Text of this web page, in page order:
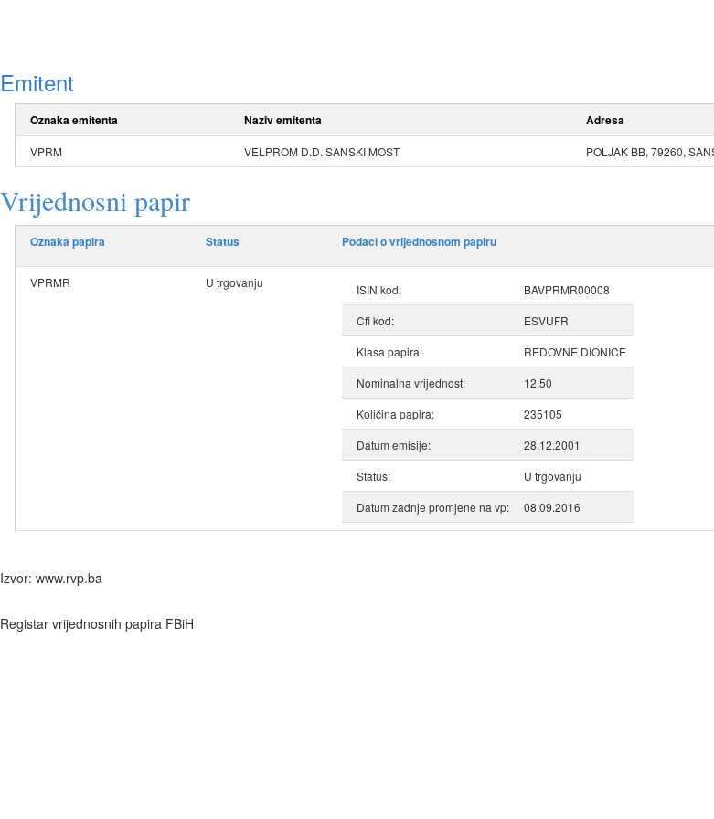
Emitent
Oznaka emitenta Naziv emitenta Adresa
VPRM VELPROM D.D. SANSKI MOST POLJAK BB, 79260,
Vrijednosni papir
Oznaka papira Status Podaci o vrijednosnom papiru
VPRMR U trgovanju ISIN kod:
BAVPRMR00008
Cfi kod:
ESVUFR
Klasa papira:
REDOVNE DIONICE
Nominalna vrijednost:
12.50
Količina papira:
235105
Datum emisije:
28.12.2001
Status:
U trgovanju
Datum zadnje promjene na vp:
08.09.2016
Izvor: www.rvp.ba
Registar vrijednosnih papira FBiH